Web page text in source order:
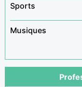
Sports
Musiques